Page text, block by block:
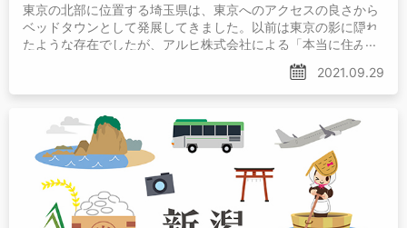
東京の北部に位置する埼玉県は、東京へのアクセスの良さから
ベッドタウンとして発展してきました。以前は東京の影に隠れ
たような存在でしたが、アルヒ株式会社による「本当に住みや
すい街大賞2021」では、埼玉県の川口が堂々の第1位に！
2021.09.29